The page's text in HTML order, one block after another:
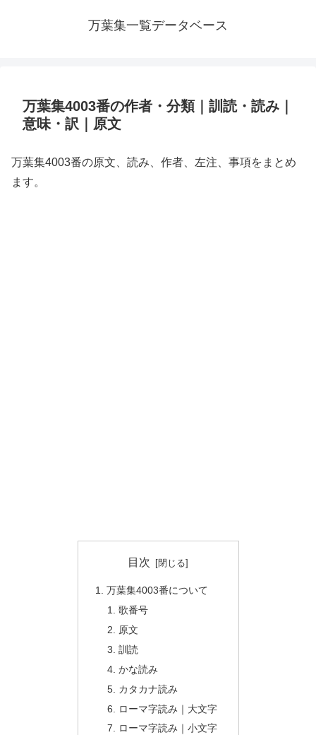
万葉集一覧データベース
万葉集4003番の作者・分類｜訓読・読み｜
意味・訳｜原文
万葉集4003番の原文、読み、作者、左注、事項をまとめ
ます。
目次
万葉集4003番について
歌番号
原文
訓読
かな読み
カタカナ読み
ローマ字読み｜大文字
ローマ字読み｜小文字